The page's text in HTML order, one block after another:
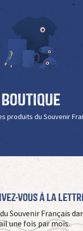
Boutique
produits du Souvenir
vous à La
Souvenir Français
une fois par mois.